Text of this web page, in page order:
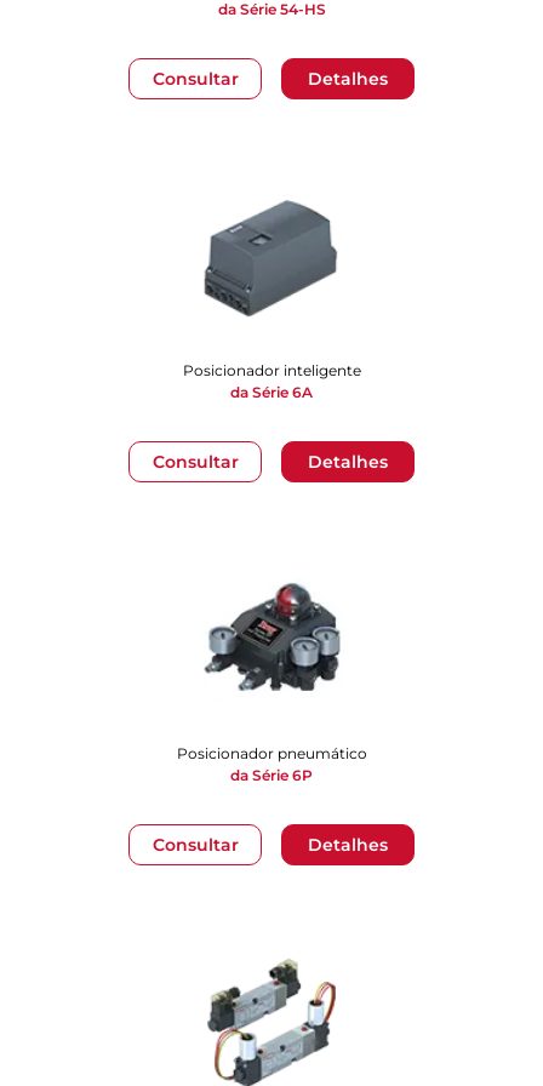
Consultar Detalhes
da Série 54-HS
Consultar Detalhes
Posicionador inteligente
da Série 6A
Consultar Detalhes
Posicionador pneumático
da Série 6P